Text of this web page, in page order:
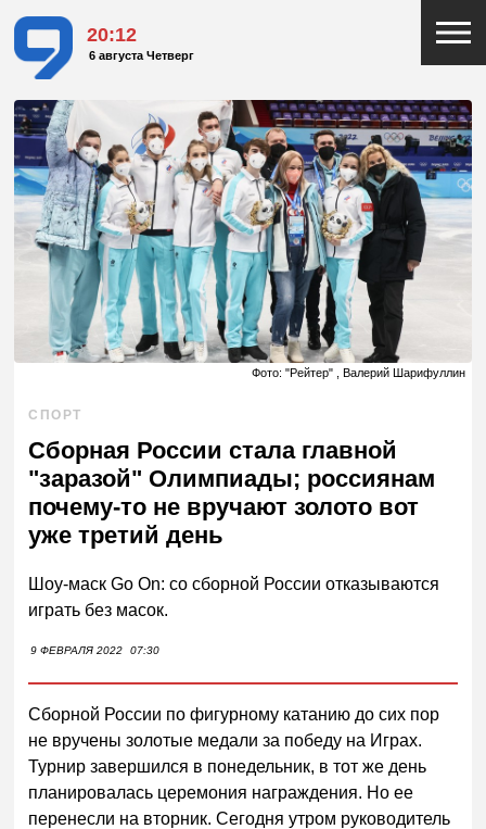
20:12
6 августа Четверг
Фото: "Рейтер" , Валерий Шарифуллин
СПОРТ
Сборная России стала главной
"заразой" Олимпиады; россиянам
почему-то не вручают золото вот
уже третий день
Шоу-маск Go On: со сборной России отказываются
играть без масок.
9 ФЕВРАЛЯ 2022 07:30
Сборной России по фигурному катанию до сих пор
не вручены золотые медали за победу на Играх.
Турнир завершился в понедельник, в тот же день
планировалась церемония награждения. Но ее
перенесли на вторник. Сегодня утром руководитель